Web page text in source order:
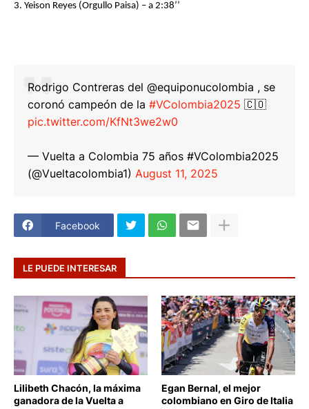
3. Yeison Reyes (Orgullo Paisa) – a 2:38’’
Rodrigo Contreras del @equiponucolombia , se
coronó campeón de la #VColombia2025 🇨🇴
pic.twitter.com/KfNt3we2w0
— Vuelta a Colombia 75 años #VColombia2025
(@Vueltacolombia1) August 11, 2025
Facebook
LE PUEDE INTERESAR
CICLISMO
Lilibeth Chacón, la máxima
ganadora de la Vuelta a
CICLISMO
Egan Bernal, el mejor
colombiano en Giro de Italia